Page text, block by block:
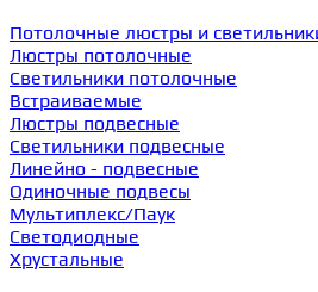
Потолочные люстры и
Люстры потолочные
Светильники потолочные
Встраиваемые
Люстры подвесные
Светильники подвесные
Линейно - подвесные
Одиночные подвесы
Мультиплекс/Паук
Светодиодные
Хрустальные